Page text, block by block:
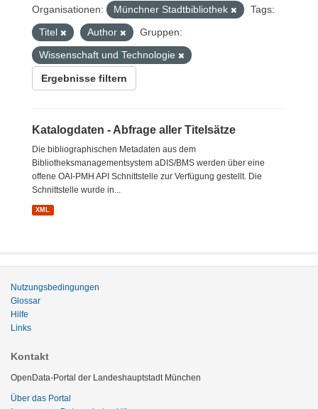
Organisationen: Münchner Stadtbibliothek
Tags:
Titel
Author
Gruppen:
Wissenschaft und Technologie
Ergebnisse filtern
Katalogdaten - Abfrage aller Titelsätze
Die bibliographischen Metadaten aus dem
Bibliotheksmanagementsystem aDIS/BMS werden über eine
offene OAI-PMH API Schnittstelle zur Verfügung gestellt. Die
Schnittstelle wurde in...
XML
Nutzungsbedingungen
Glossar
Hilfe
Links
Kontakt
OpenData-Portal der Landeshauptstadt München
Über das Portal